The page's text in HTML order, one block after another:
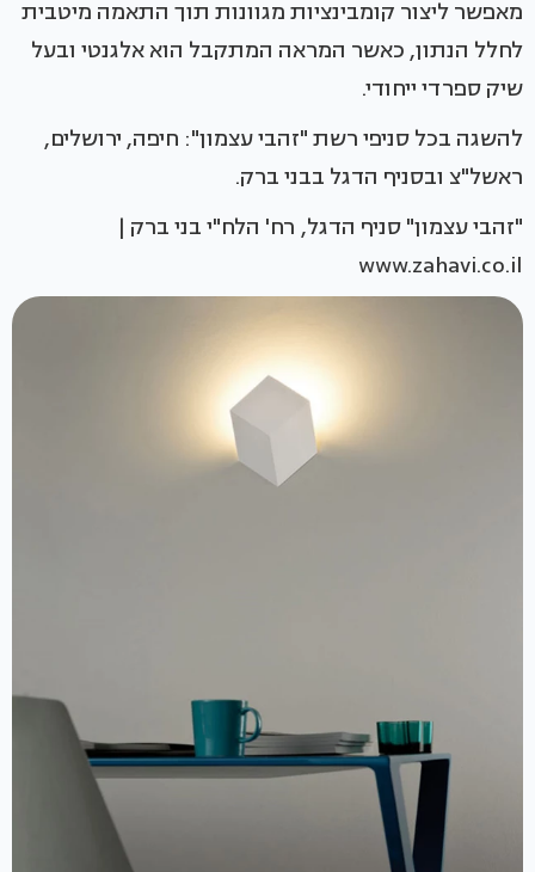
מאפשר ליצור קומבינציות מגוונות תוך התאמה מיטבית
לחלל הנתון, כאשר המראה המתקבל הוא אלגנטי ובעל
שיק ספרדי ייחודי.
להשגה בכל סניפי רשת "זהבי עצמון": חיפה, ירושלים,
ראשל"צ ובסניף הדגל בבני ברק.
"זהבי עצמון" סניף הדגל, רח' הלח"י בני ברק |
www.zahavi.co.il